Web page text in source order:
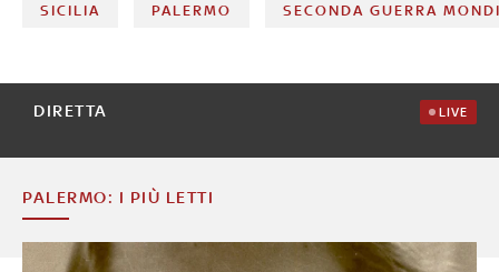
SICILIA PALERMO SECONDA GUERRA
DIRETTA LIVE
PALERMO: I PIÙ LETTI